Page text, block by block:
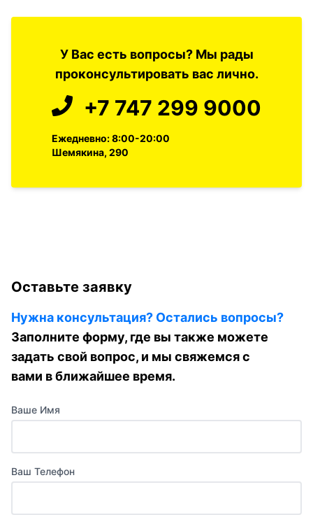
У Вас есть вопросы? Мы рады
проконсультировать вас лично.
+7 747 299 9000
Ежедневно: 8:00-20:00
Шемякина, 290
Оставьте заявку
Нужна консультация? Остались вопросы?
Заполните форму, где вы также можете
задать свой вопрос, и мы свяжемся с
вами в ближайшее время.
Ваше Имя
Ваш Телефон